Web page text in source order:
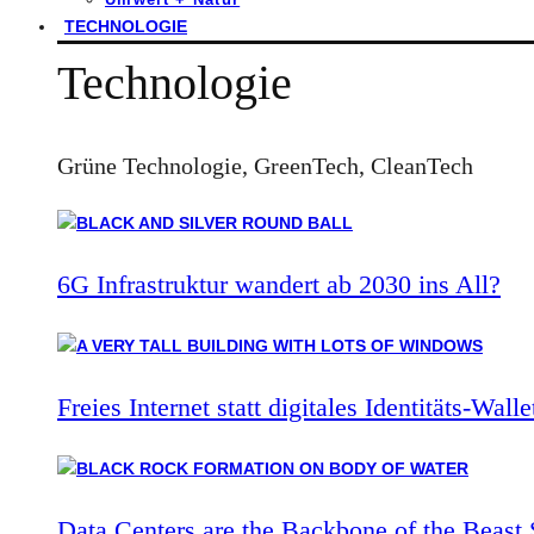
TECHNOLOGIE
Technologie
Grüne Technologie, GreenTech, CleanTech
6G Infrastruktur wandert ab 2030 ins All?
Freies Internet statt digitales Identitäts-